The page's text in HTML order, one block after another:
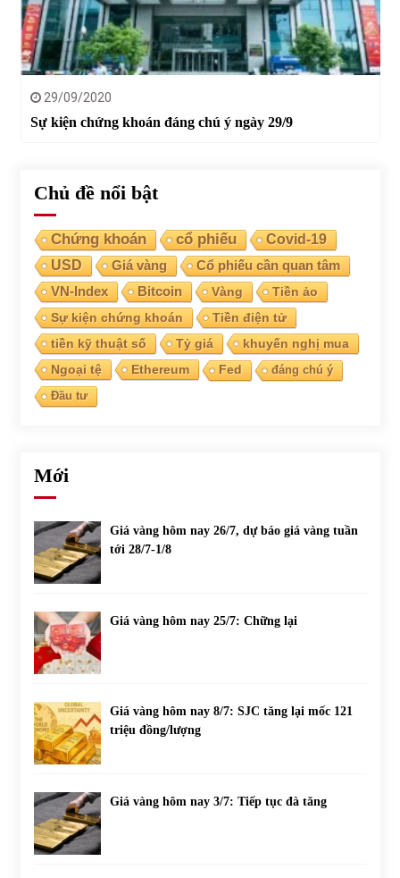
29/09/2020
Sự kiện chứng khoán đáng chú ý ngày 29/9
Chủ đề nổi bật
Chứng khoán cổ phiếu
Covid-19
USD
Giá vàng Cổ phiếu cần quan tâm
VN-Index Bitcoin Vàng
Tiền ảo
Sự kiện chứng khoán
Tiền điện tử
tiền kỹ thuật số
Tỷ giá
khuyến nghị mua
Ngoại tệ
Ethereum Fed
đáng chú ý
Đầu tư
Mới
Giá vàng hôm nay 26/7, dự báo giá vàng tuần
tới 28/7-1/8
Giá vàng hôm nay 25/7: Chững lại
Giá vàng hôm nay 8/7: SJC tăng lại mốc 121
triệu đồng/lượng
Giá vàng hôm nay 3/7: Tiếp tục đà tăng